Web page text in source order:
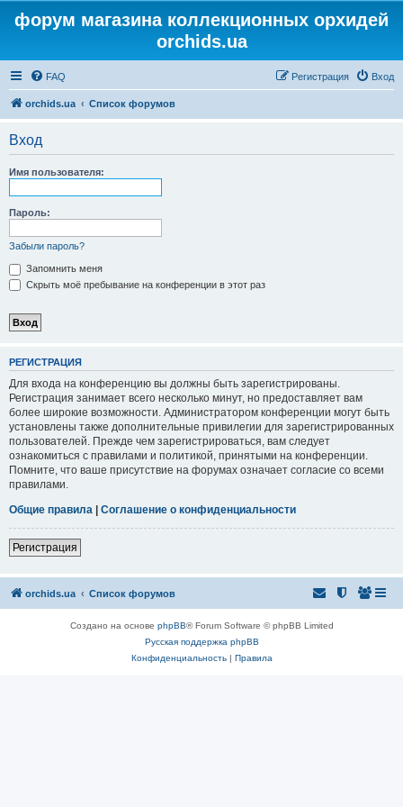
форум магазина коллекционных орхидей
orchids.ua
FAQ Вход
Регистрация
orchids.ua Список форумов
Вход
Имя пользователя:
Пароль:
Забыли пароль?
Запомнить меня
Скрыть моё пребывание на конференции в этот раз
РЕГИСТРАЦИЯ
Для входа на конференцию вы должны быть зарегистрированы.
Регистрация занимает всего несколько минут, но предоставляет вам
более широкие возможности. Администратором конференции могут быть
установлены также дополнительные привилегии для зарегистрированных
пользователей. Прежде чем зарегистрироваться, вам следует
ознакомиться с правилами и политикой, принятыми на конференции.
Помните, что ваше присутствие на форумах означает согласие со всеми
правилами.
Общие правила | Соглашение о конфиденциальности
Регистрация
orchids.ua Список форумов
Создано на основе phpBB® Forum Software © phpBB Limited
Русская поддержка phpBB
Конфиденциальность| Правила